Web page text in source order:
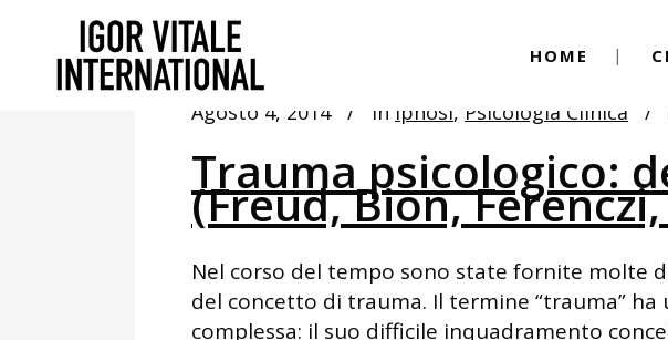
HOME
Agosto 4, 2014 In Ipnosi, Psicologia Clinica
Trauma psicologico:
(Freud, Bion,
Nel corso del tempo sono state fornite molte
del concetto di trauma. Il termine “trauma” ha
complessa: il suo difficile inquadramento